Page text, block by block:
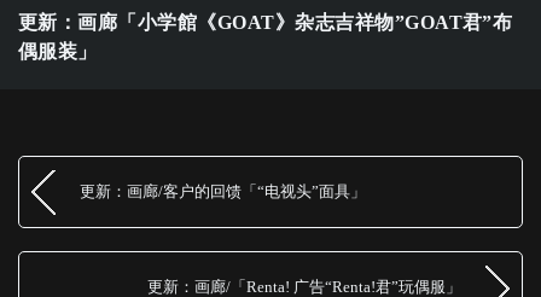
更新：画廊「小学館《GOAT》杂志吉祥物”GOAT君”布
偶服装」
更新：画廊/客户的回馈「“电视头”面具」
更新：画廊/「Renta! 广告“Renta!君”玩偶服」